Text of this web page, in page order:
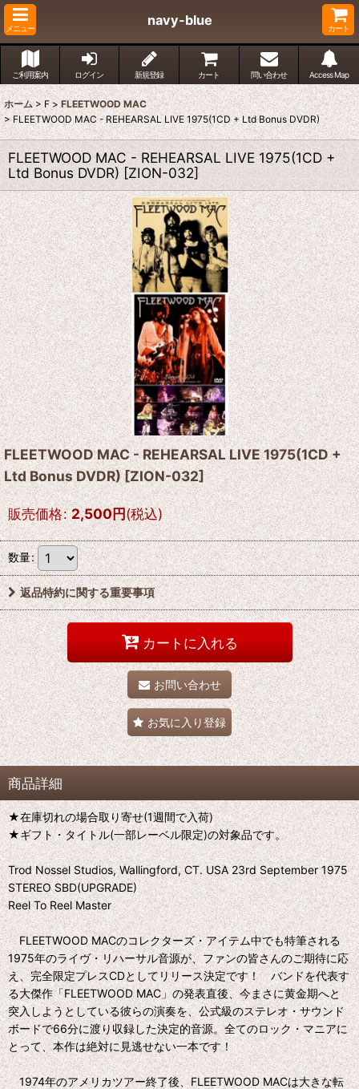
メニュー
navy-blue
カート
ご利用案内 ログイン 新規登録 カート 問い合わせ Access Map
ホーム > F > FLEETWOOD MAC
> FLEETWOOD MAC - REHEARSAL LIVE 1975(1CD + Ltd Bonus DVDR)
FLEETWOOD MAC - REHEARSAL LIVE 1975(1CD +
Ltd Bonus DVDR) [ZION-032]
FLEETWOOD MAC - REHEARSAL LIVE 1975(1CD +
Ltd Bonus DVDR) [ZION-032]
販売価格: 2,500円(税込)
数量:
返品特約に関する重要事項
カートに入れる
お問い合わせ
お気に入り登録
商品詳細
★在庫切れの場合取り寄せ(1週間で入荷)
★ギフト・タイトル(一部レーベル限定)の対象品です。
Trod Nossel Studios, Wallingford, CT. USA 23rd September 1975
STEREO SBD(UPGRADE)
Reel To Reel Master
FLEETWOOD MACのコレクターズ・アイテム中でも特筆される
1975年のライヴ・リハーサル音源が、ファンの皆さんのご期待に応
え、完全限定プレスCDとしてリリース決定です！ バンドを代表す
る大傑作「FLEETWOOD MAC」の発表直後、今まさに黄金期へと
突入しようとしている彼らの演奏を、公式級のステレオ・サウンド
ボードで66分に渡り収録した決定的音源。全てのロック・マニアに
とって、本作は絶対に見逃せない一本です！
1974年のアメリカツアー終了後、FLEETWOOD MACは大きな転